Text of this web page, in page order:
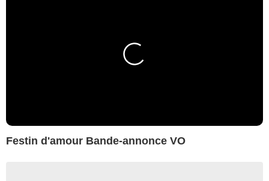
Festin d'amour Bande-annonce VO